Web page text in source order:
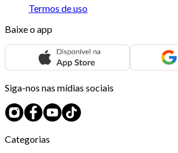
Termos de uso
Baixe o app
Siga-nos nas mídias sociais
Categorias